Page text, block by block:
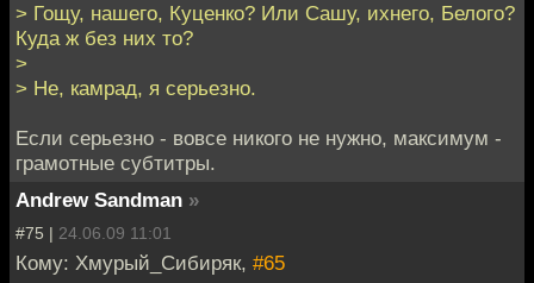
> Гощу, нашего, Куценко? Или Сашу, ихнего, Белого?
Куда ж без них то?
>
> Не, камрад, я серьезно.
Если серьезно - вовсе никого не нужно, максимум -
грамотные субтитры.
Andrew Sandman »
#75 | 24.06.09 11:01
Кому: Хмурый_Сибиряк, #65